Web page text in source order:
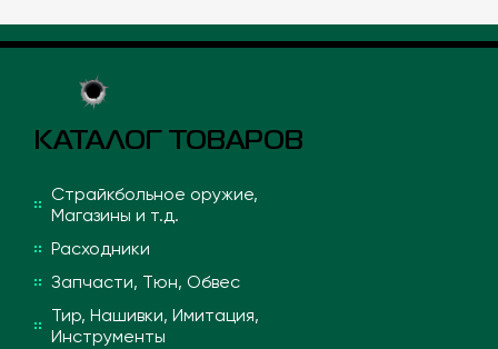
КАТАЛОГ ТОВАРОВ
Страйкбольное оружие,
Магазины и т.д.
Расходники
Запчасти, Тюн, Обвес
Тир, Нашивки, Имитация,
Инструменты